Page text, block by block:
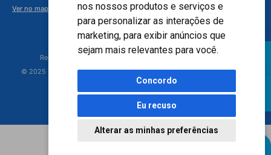
nos nossos produtos e serviços e
para personalizar as interações de
marketing, para exibir anúncios que
sejam mais relevantes para você.
Concordo
Eu recuso
Alterar as minhas preferências
Ver no mapa
Responsável Técnico: Dr. Luiz Antonio Nasi - CREMERS 11217
© 2025 - Hospital Moinhos de Vento - Registro Empresa (CRM-RS): 425